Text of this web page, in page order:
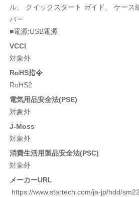
ル、 クイックスタート ガイド、 ケース
バー
■電源:USB電源
VCCI
対象外
RoHS指令
RoHS2
電気用品安全法(PSE)
対象外
J-Moss
対象外
消費生活用製品安全法(PSC)
対象外
メーカーURL
https://www.startech.com/ja-jp/hdd/